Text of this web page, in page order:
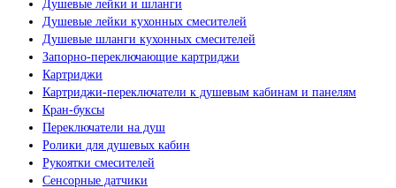
Душевые лейки и шланги
Душевые лейки кухонных смесителей
Душевые шланги кухонных смесителей
Запорно-переключающие картриджи
Картриджи
Картриджи-переключатели к душевым кабинам и панелям
Кран-буксы
Переключатели на душ
Ролики для душевых кабин
Рукоятки смесителей
Сенсорные датчики